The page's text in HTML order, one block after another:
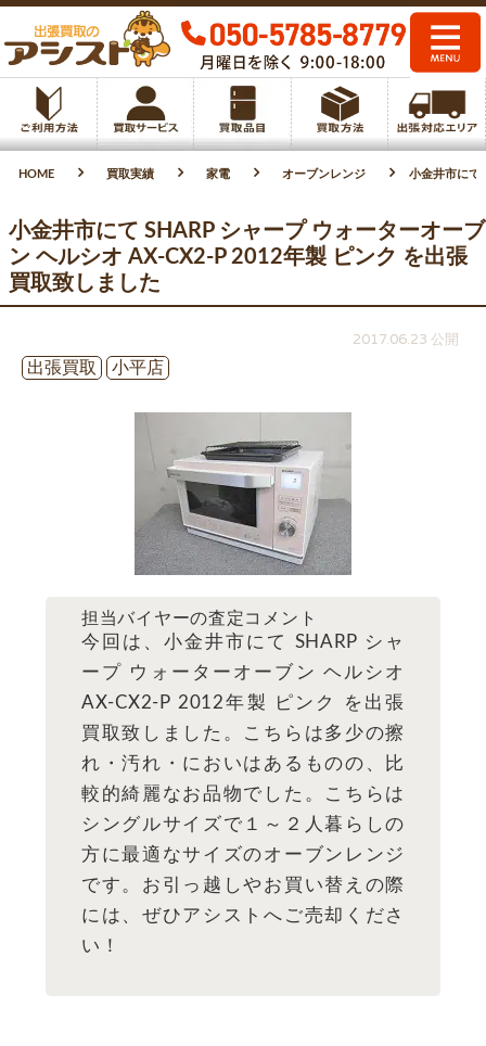
HOME 買取実績 家電 オーブンレンジ 小金井市にて
小金井市にて SHARP シャープ ウォーターオーブ
ン ヘルシオ AX-CX2-P 2012年製 ピンク を出張
買取致しました
2017.06.23 公開
出張買取
小平店
担当バイヤーの査定コメント
今回は、小金井市にて SHARP シャ
ープ ウォーターオーブン ヘルシオ
AX-CX2-P 2012年製 ピンク を出張
買取致しました。こちらは多少の擦
れ・汚れ・においはあるものの、比
較的綺麗なお品物でした。こちらは
シングルサイズで１～２人暮らしの
方に最適なサイズのオーブンレンジ
です。お引っ越しやお買い替えの際
には、ぜひアシストへご売却くださ
い！